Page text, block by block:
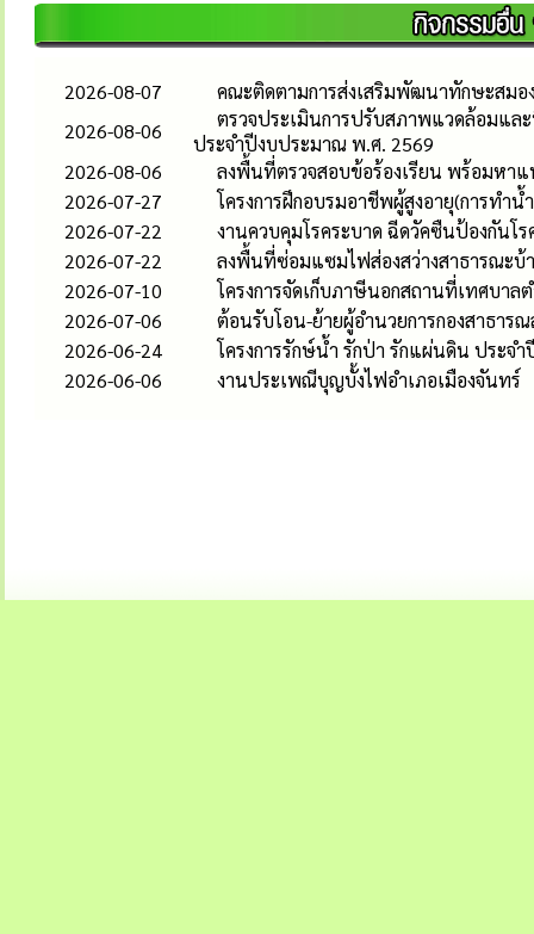
2026-08-07
คณะติดตามการส่งเสริมพัฒนาทักษะสมอ
2026-08-06
ตรวจประเมินการปรับสภาพแวดล้อมแล
ประจำปีงบประมาณ พ.ศ. 2569
2026-08-06
ลงพื้นที่ตรวจสอบข้อร้องเรียน พร้อมหา
2026-07-27
โครงการฝึกอบรมอาชีพผู้สูงอายุ(การทำ
2026-07-22
งานควบคุมโรคระบาด ฉีดวัคซืนป้องกัน
2026-07-22
ลงพื้นที่ซ่อมแซมไฟส่องสว่างสาธารณะบ้
2026-07-10
โครงการจัดเก็บภาษีนอกสถานที่เทศบาล
2026-07-06
ต้อนรับโอน-ย้ายผู้อำนวยการกองสาธาร
2026-06-24
โครงการรักษ์น้ำ รักป่า รักแผ่นดิน ประจ
2026-06-06
งานประเพณีบุญบั้งไฟอำเภอเมืองจันทร์